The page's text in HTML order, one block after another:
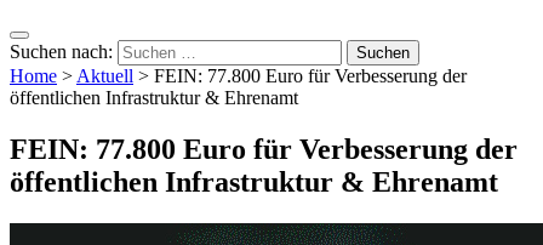
Suchen nach:
Home >Aktuell > FEIN: 77.800 Euro für Verbesserung der
öffentlichen Infrastruktur & Ehrenamt
FEIN: 77.800 Euro für Verbesserung der
öffentlichen Infrastruktur & Ehrenamt